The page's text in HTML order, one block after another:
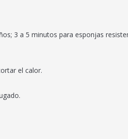
3 a 5 minutos para esponjas
el calor.